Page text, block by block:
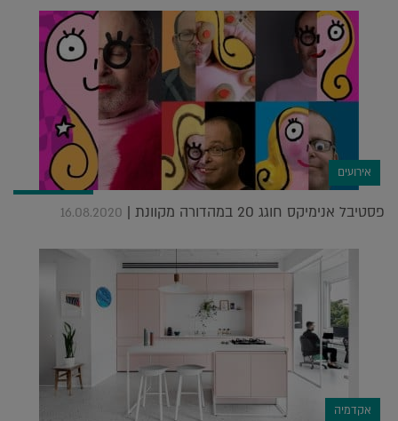
אירועים
פסטיבל אנימיקס חוגג 20 במהדורה מקוונת | 16.08.2020
אקדמיה